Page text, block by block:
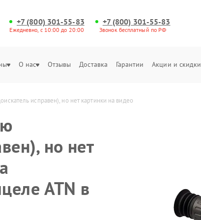
+7 (800) 301-55-83
Ежедневно, с 10:00 до 20:00
+7 (800) 301-55-83
Звонок бесплатный по РФ
О нас Отзывы Доставка Гарантии Акции и скидки
исправен), но нет картинки на видео
но нет
ATN в